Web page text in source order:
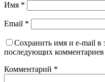
Имя *
Email *
Сохранить имя и e-mail в
последующих комментариев
Комментарий *